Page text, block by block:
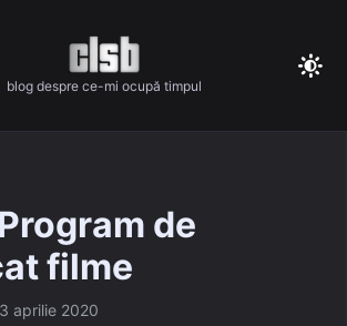
blog despre ce-mi ocupă timpul
de
filme
aprilie 2020